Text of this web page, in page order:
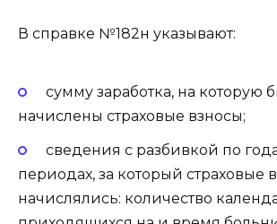
В справке №182н указывают:
cумму заработка, на которую
начислены страховые взносы;
сведения с разбивкой по
периодах, за который страховые
начислялись: количество